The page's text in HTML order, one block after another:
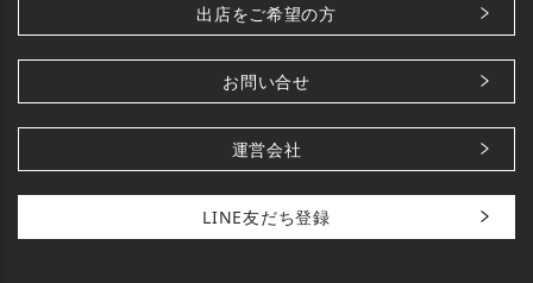
出店をご希望の方
お問い合せ
運営会社
LINE友だち登録